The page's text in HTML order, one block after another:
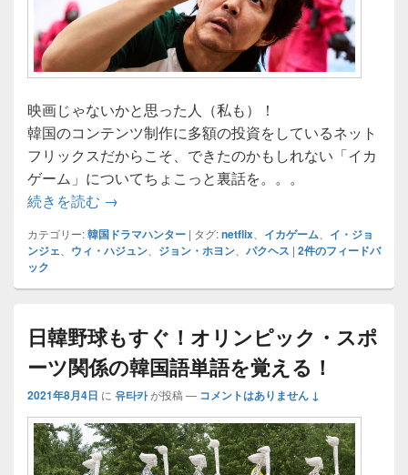
映画じゃないかと思った人（私も）！
韓国のコンテンツ制作に多額の投資をしているネット
フリックスだからこそ、できたのかもしれない「イカ
ゲーム」についてちょこっと裏話を。。。
続きを読む 世界１位を記録！ネットフリックスオリジナ
→
カテゴリー:韓国ドラマハンター | タグ:netflix イカゲーム
イ・ジョ
ンジェ
ウィ・ハジュン ジョン・ホヨン パクヘス | 2件のフィードバ
ック
日韓野球もすぐ！オリンピック・スポ
ーツ関係の韓国語単語を覚える！
2021年8月4日 に 유타카が投稿 — コメントはありません ↓